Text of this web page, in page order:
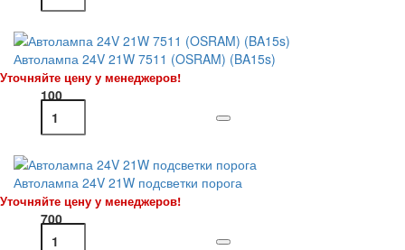
Автолампа 24V 21W 7511 (OSRAM) (BA15s)
Уточняйте цену у менеджеров!
100
Автолампа 24V 21W подсветки порога
Уточняйте цену у менеджеров!
700